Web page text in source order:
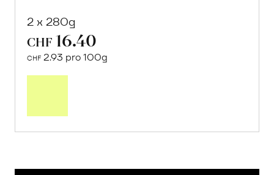
2 x 280g
CHF 16.40
CHF 2.93 pro 100g